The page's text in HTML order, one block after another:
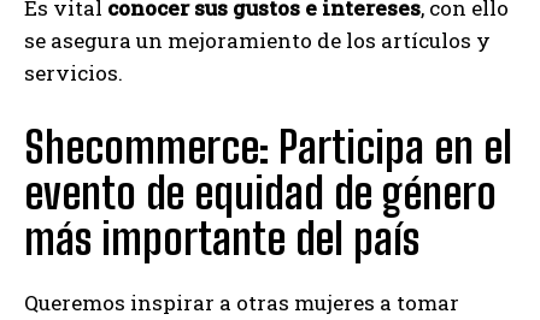
Es vital conocer sus gustos e intereses, con ello
se asegura un mejoramiento de los artículos y
servicios.
Shecommerce: Participa en el
evento de equidad de género
más importante del país
Queremos inspirar a otras mujeres a tomar